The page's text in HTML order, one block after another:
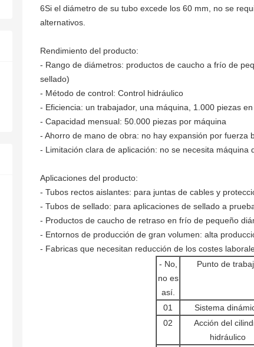
6Si el diámetro de su tubo excede los 60 mm, no se
alternativos.
Rendimiento del producto:
- Rango de diámetros: productos de caucho a frío de
sellado)
- Método de control: Control hidráulico
- Eficiencia: un trabajador, una máquina, 1.000 piezas
- Capacidad mensual: 50.000 piezas por máquina
- Ahorro de mano de obra: no hay expansión por fuerza
- Limitación clara de aplicación: no se necesita
Aplicaciones del producto:
- Tubos rectos aislantes: para juntas de cables y
- Tubos de sellado: para aplicaciones de sellado a
- Productos de caucho de retraso en frío de pequeño
- Entornos de producción de gran volumen: alta
- Fabricas que necesitan reducción de los costes
- No,
no es
así.
Punto de
01 Sistema
02
Acción del
hidráulico